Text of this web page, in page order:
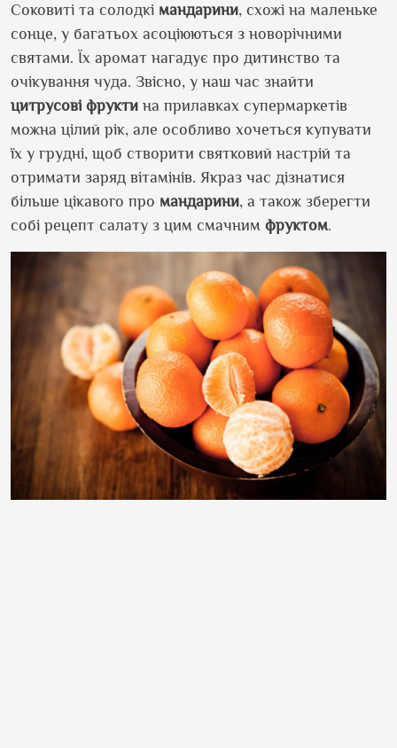
Соковиті та солодкі мандарини, схожі на маленьке
сонце, у багатьох асоціюються з новорічними
святами. Їх аромат нагадує про дитинство та
очікування чуда. Звісно, у наш час знайти
цитрусові фрукти на прилавках супермаркетів
можна цілий рік, але особливо хочеться купувати
їх у грудні, щоб створити святковий настрій та
отримати заряд вітамінів. Якраз час дізнатися
більше цікавого про мандарини, а також зберегти
собі рецепт салату з цим смачним фруктом.